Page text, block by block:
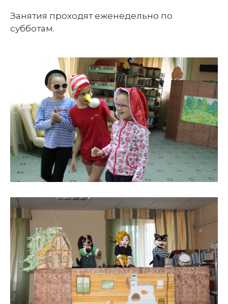
Занятия проходят еженедельно по
субботам.